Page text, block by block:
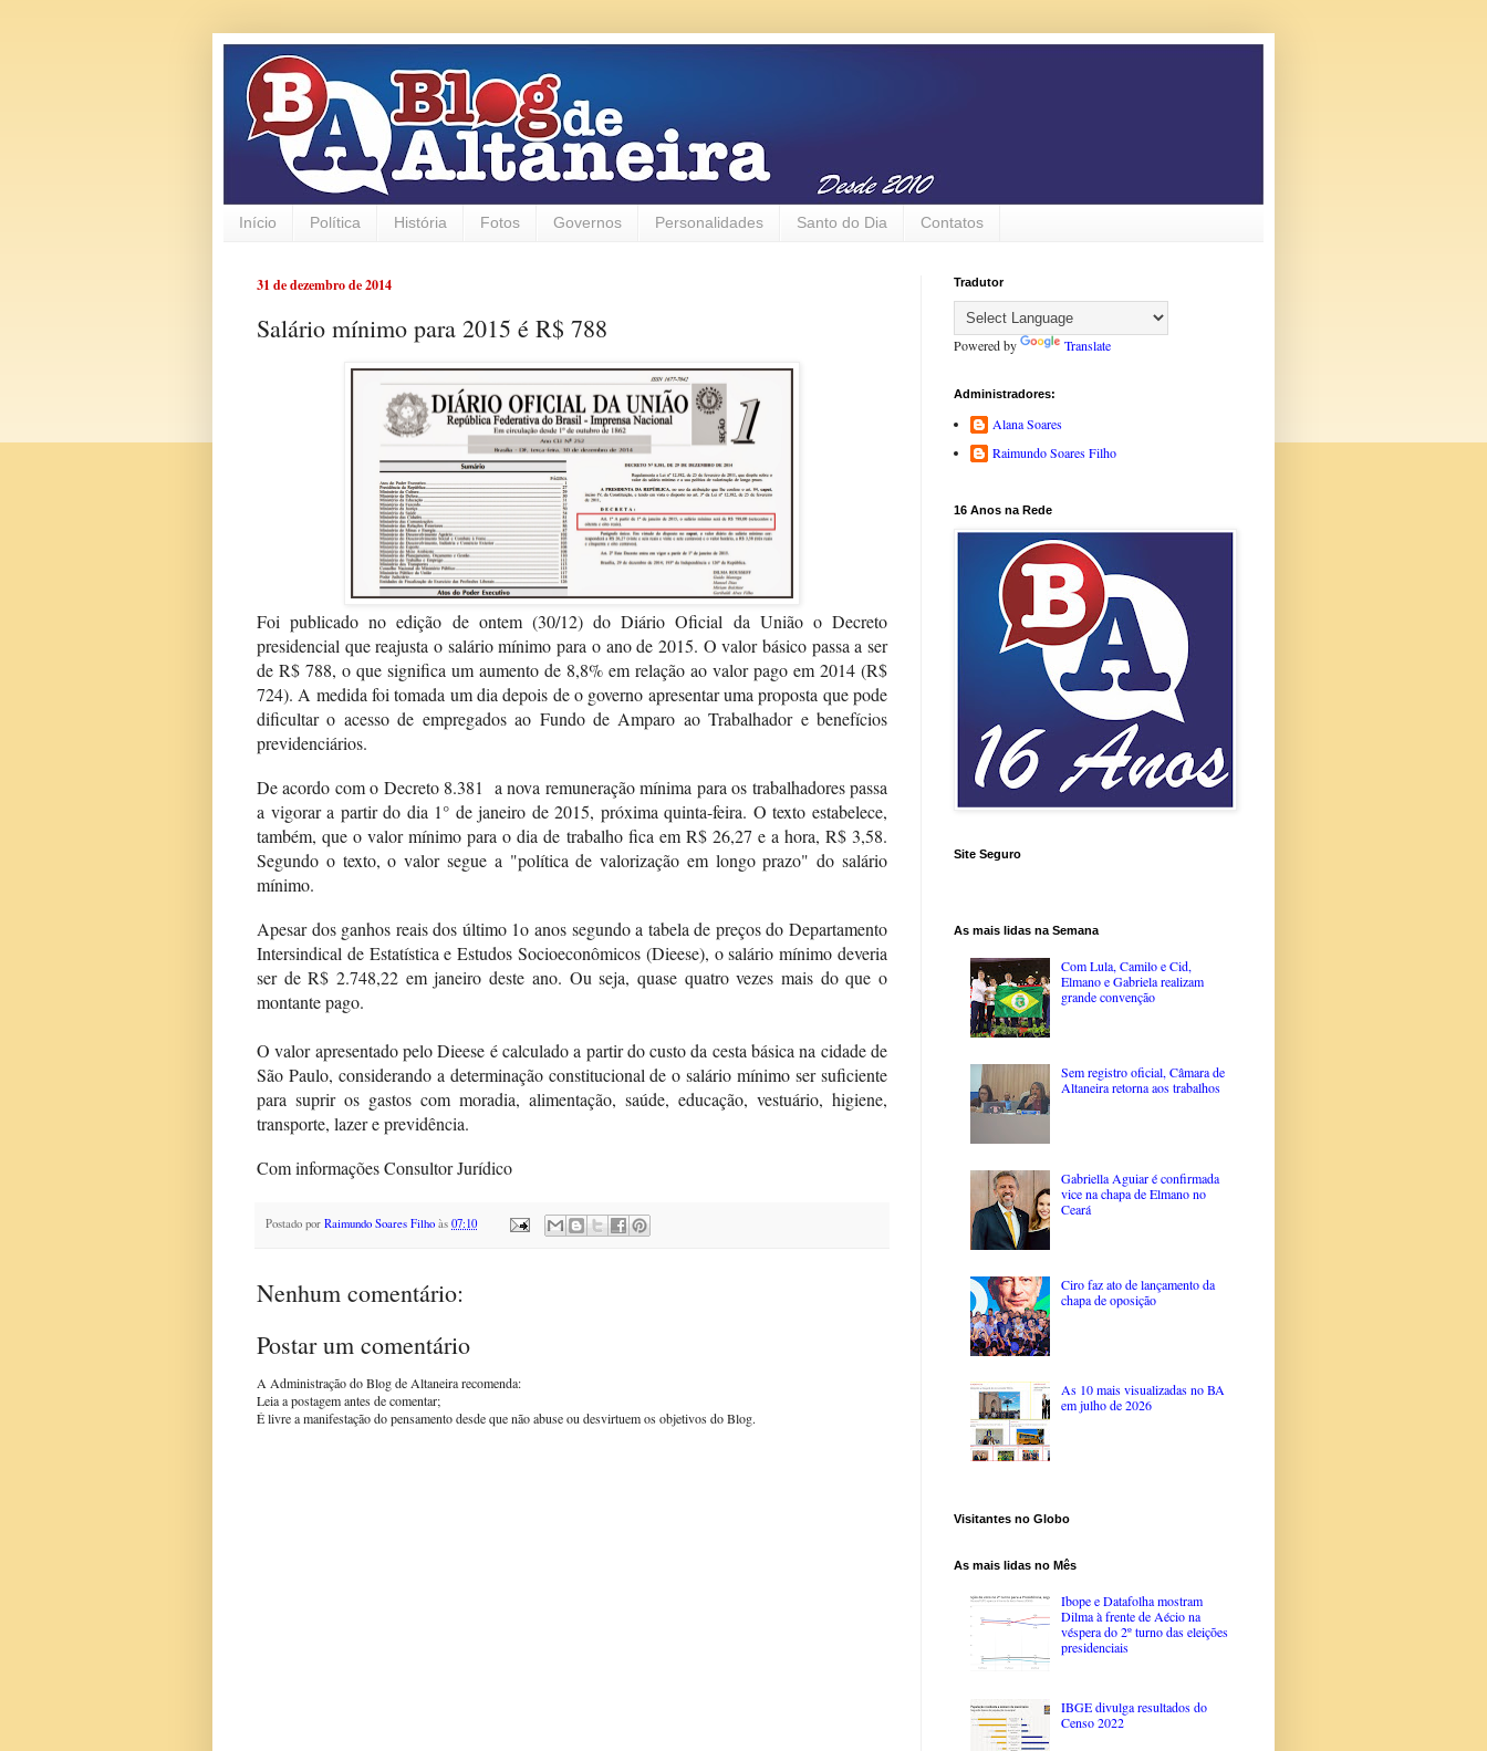
Início Política História Fotos Governos Personalidades Santo do Dia Contatos
31 de dezembro de 2014
Salário mínimo para 2015 é R$ 788
Foi publicado no edição de ontem (30/12) do Diário Oficial da União o Decreto
presidencial que reajusta o salário mínimo para o ano de 2015. O valor básico passa a ser
de R$ 788, o que significa um aumento de 8,8% em relação ao valor pago em 2014 (R$
724). A medida foi tomada um dia depois de o governo apresentar uma proposta que pode
dificultar o acesso de empregados ao Fundo de Amparo ao Trabalhador e benefícios
previdenciários.
De acordo com o Decreto 8.381 a nova remuneração mínima para os trabalhadores passa
a vigorar a partir do dia 1° de janeiro de 2015, próxima quinta-feira. O texto estabelece,
também, que o valor mínimo para o dia de trabalho fica em R$ 26,27 e a hora, R$ 3,58.
Segundo o texto, o valor segue a "política de valorização em longo prazo" do salário
mínimo.
Apesar dos ganhos reais dos último 1o anos segundo a tabela de preços do Departamento
Intersindical de Estatística e Estudos Socioeconômicos (Dieese), o salário mínimo deveria
ser de R$ 2.748,22 em janeiro deste ano. Ou seja, quase quatro vezes mais do que o
montante pago.
O valor apresentado pelo Dieese é calculado a partir do custo da cesta básica na cidade de
São Paulo, considerando a determinação constitucional de o salário mínimo ser suficiente
para suprir os gastos com moradia, alimentação, saúde, educação, vestuário, higiene,
transporte, lazer e previdência.
Com informações Consultor Jurídico
Postado por Raimundo Soares Filho às 07:10
Nenhum comentário:
Postar um comentário
A Administração do Blog de Altaneira recomenda:
Leia a postagem antes de comentar;
É livre a manifestação do pensamento desde que não abuse ou desvirtuem os objetivos do Blog.
Tradutor
Powered by Translate
Administradores:
Alana Soares
Raimundo Soares Filho
16 Anos na Rede
Site Seguro
As mais lidas na Semana
Com Lula, Camilo e Cid,
Elmano e Gabriela realizam
grande convenção
Sem registro oficial, Câmara de
Altaneira retorna aos trabalhos
Gabriella Aguiar é confirmada
vice na chapa de Elmano no
Ceará
Ciro faz ato de lançamento da
chapa de oposição
As 10 mais visualizadas no BA
em julho de 2026
Visitantes no Globo
As mais lidas no Mês
Ibope e Datafolha mostram
Dilma à frente de Aécio na
véspera do 2º turno das eleições
presidenciais
IBGE divulga resultados do
Censo 2022